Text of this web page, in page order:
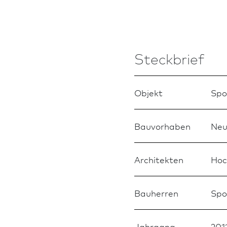
Steckbrief
Objekt
Bauvorhaben
Architekten
Bauherren